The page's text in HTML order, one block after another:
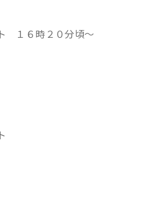
１６時２０分頃～